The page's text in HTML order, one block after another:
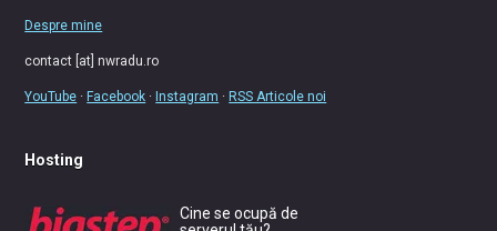
Despre mine
contact [at] nwradu.ro
YouTube · Facebook · Instagram · RSS Articole noi
Hosting
Cine se ocupă de